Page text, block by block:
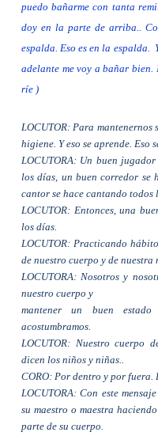
puedo bañarme con tanta
doy en la parte de arriba..
espalda. Eso es en la espalda.
adelante me voy a bañar bien.
ríe )
LOCUTOR: Para mantenernos
higiene. Y eso se aprende. Eso
LOCUTORA: Un buen
los días, un buen corredor se
cantor se hace cantando todos
LOCUTOR: Entonces, una
los días.
LOCUTOR: Practicando
de nuestro cuerpo y de nuestra
LOCUTORA: Nosotros y
nuestro cuerpo y
mantener un buen
acostumbramos.
LOCUTOR: Nuestro cuerpo
dicen los niños y niñas..
CORO: Por dentro y por fuera.
LOCUTORA: Con este
su maestro o maestra
parte de su cuerpo.